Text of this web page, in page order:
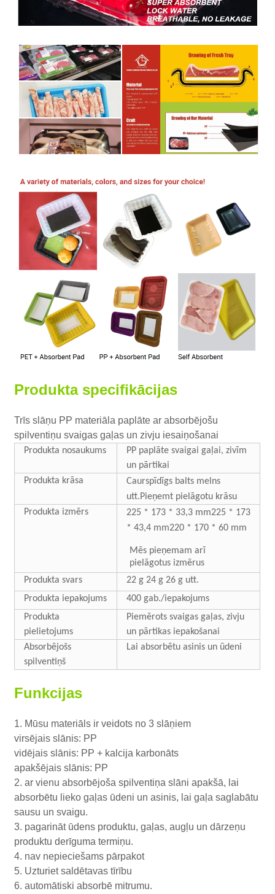
Produkta specifikācijas
Trīs slāņu PP materiāla paplāte ar absorbējošu
spilventiņu svaigas gaļas un zivju iesaiņošanai
Produkta nosaukums
PP paplāte svaigai gaļai, zivīm
un pārtikai
Produkta krāsa
Caurspīdīgs balts melns
utt.Pieņemt pielāgotu krāsu
Produkta izmērs
225 * 173 * 33,3 mm225 * 173
* 43,4 mm220 * 170 * 60 mm
Mēs pieņemam arī
pielāgotus izmērus
Produkta svars
22 g 24 g 26 g utt.
Produkta iepakojums
400 gab./iepakojums
Produkta
pielietojums
Piemērots svaigas gaļas, zivju
un pārtikas iepakošanai
Absorbējošs
spilventiņš
Lai absorbētu asinis un ūdeni
Funkcijas
1. Mūsu materiāls ir veidots no 3 slāņiem
virsējais slānis: PP
vidējais slānis: PP + kalcija karbonāts
apakšējais slānis: PP
2. ar vienu absorbējoša spilventiņa slāni apakšā, lai
absorbētu lieko gaļas ūdeni un asinis, lai gaļa saglabātu
sausu un svaigu.
3. pagarināt ūdens produktu, gaļas, augļu un dārzeņu
produktu derīguma termiņu.
4. nav nepieciešams pārpakot
5. Uzturiet saldētavas tīrību
6. automātiski absorbē mitrumu.